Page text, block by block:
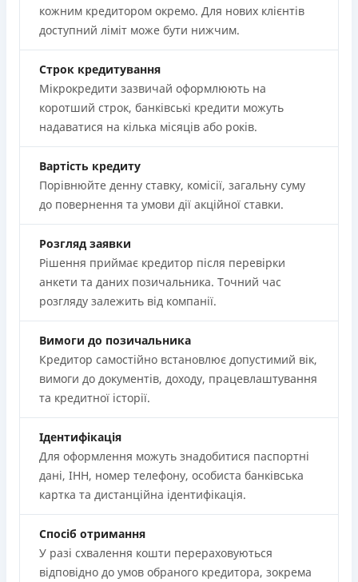
кожним кредитором окремо. Для нових клієнтів
доступний ліміт може бути нижчим.
Строк кредитування
Мікрокредити зазвичай оформлюють на
коротший строк, банківські кредити можуть
надаватися на кілька місяців або років.
Вартість кредиту
Порівнюйте денну ставку, комісії, загальну суму
до повернення та умови дії акційної ставки.
Розгляд заявки
Рішення приймає кредитор після перевірки
анкети та даних позичальника. Точний час
розгляду залежить від компанії.
Вимоги до позичальника
Кредитор самостійно встановлює допустимий вік,
вимоги до документів, доходу, працевлаштування
та кредитної історії.
Ідентифікація
Для оформлення можуть знадобитися паспортні
дані, ІНН, номер телефону, особиста банківська
картка та дистанційна ідентифікація.
Спосіб отримання
У разі схвалення кошти перераховуються
відповідно до умов обраного кредитора, зокрема